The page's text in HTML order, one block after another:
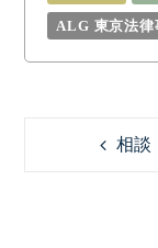
ALG 東京法律
相談